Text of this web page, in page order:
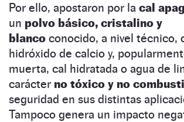
Por ello, apostaron por la cal
un polvo básico, cristalino y
blanco conocido, a nivel técnico,
hidróxido de calcio y,
muerta, cal hidratada o agua de
carácter no tóxico y no
seguridad en sus distintas
Tampoco genera un impacto